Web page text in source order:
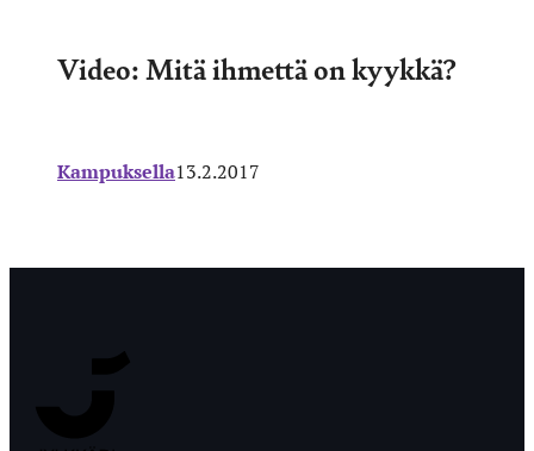
Video: Mitä ihmettä on kyykkä?
Kampuksella13.2.2017